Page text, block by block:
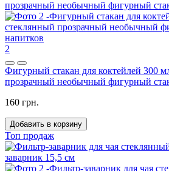
2
Фигурный стакан для коктейлей 300
прозрачный необычный фигурный
160 грн.
Добавить в корзину
Топ продаж